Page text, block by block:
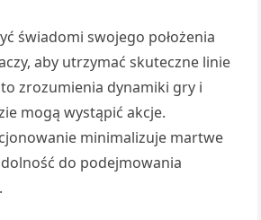
świadomi swojego położenia
aby utrzymać skuteczne linie
zrozumienia dynamiki gry i
mogą wystąpić akcje.
minimalizuje martwe
do podejmowania